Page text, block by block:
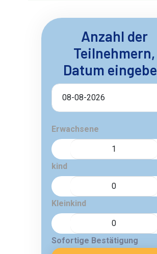
Anzahl der
Teilnehmern,
Datum
Erwachsene
kind
Kleinkind
Sofortige Bestätigung